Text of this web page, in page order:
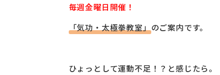
毎週金曜日開催！
「気功・太極拳教室」のご案内です。
ひょっとして運動不足！？と感じたら。